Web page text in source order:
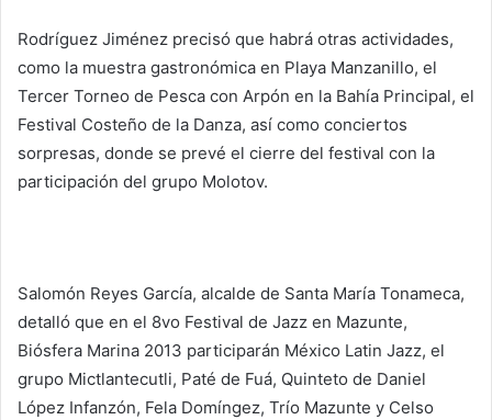
Rodríguez Jiménez precisó que habrá otras actividades,
como la muestra gastronómica en Playa Manzanillo, el
Tercer Torneo de Pesca con Arpón en la Bahía Principal, el
Festival Costeño de la Danza, así como conciertos
sorpresas, donde se prevé el cierre del festival con la
participación del grupo Molotov.
Salomón Reyes García, alcalde de Santa María Tonameca,
detalló que en el 8vo Festival de Jazz en Mazunte,
Biósfera Marina 2013 participarán México Latin Jazz, el
grupo Mictlantecutli, Paté de Fuá, Quinteto de Daniel
López Infanzón, Fela Domíngez, Trío Mazunte y Celso